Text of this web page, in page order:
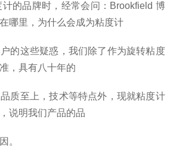
品牌时，经常会问： Brookfield 博
哪里，为什么会成为粘度计
的这些疑惑，我们除了作为旋转粘度
，具有八十年的
质至上，技术等特点外，现就粘度计
说明我们产品的品
。